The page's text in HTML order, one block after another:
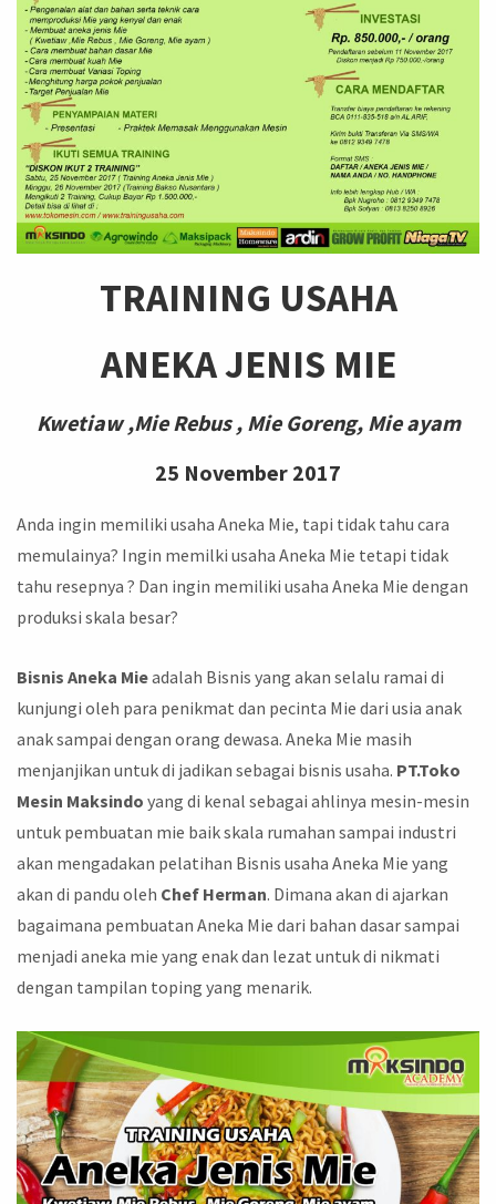
TRAINING USAHA
ANEKA JENIS MIE
Kwetiaw ,Mie Rebus , Mie Goreng, Mie ayam
25 November 2017
Anda ingin memiliki usaha Aneka Mie, tapi tidak tahu cara
memulainya? Ingin memilki usaha Aneka Mie tetapi tidak
tahu resepnya ? Dan ingin memiliki usaha Aneka Mie dengan
produksi skala besar?
Bisnis Aneka Mieadalah Bisnis yang akan selalu ramai di
kunjungi oleh para penikmat dan pecinta Mie dari usia anak
anak sampai dengan orang dewasa. Aneka Mie masih
menjanjikan untuk di jadikan sebagai bisnis usaha. PT.Toko
Mesin Maksindo yang di kenal sebagai ahlinya mesin-mesin
untuk pembuatan mie baik skala rumahan sampai industri
akan mengadakan pelatihan Bisnis usaha Aneka Mie yang
akan di pandu oleh Chef Herman. Dimana akan di ajarkan
bagaimana pembuatan Aneka Mie dari bahan dasar sampai
menjadi aneka mie yang enak dan lezat untuk di nikmati
dengan tampilan toping yang menarik.